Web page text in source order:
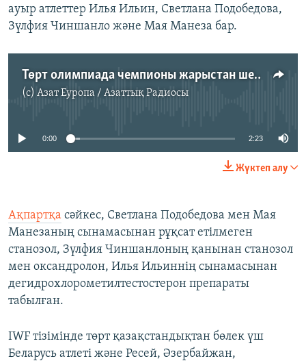
ауыр атлеттер Илья Ильин, Светлана Подобедова,
Зүлфия Чиншанло және Мая Манеза бар.
Төрт олимпиада чемпионы жарыстан шеттетілді
(c) Азат Еуропа / Азаттық Радиосы
No media source currently available
0:00 2:23
Жүктеп алу
Ақпартқа сәйкес, Светлана Подобедова мен Мая
Манезаның сынамасынан рұқсат етілмеген
станозол, Зүлфия Чиншанлоның қанынан станозол
мен оксандролон, Илья Ильиннің сынамасынан
дегидрохлорометилтестостерон препараты
табылған.
IWF тізімінде төрт қазақстандықтан бөлек үш
Беларусь атлеті және Ресей, Әзербайжан,